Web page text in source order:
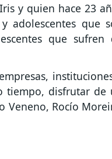
y quien hace 23
adolescentes que
que sufren
tiempo, disfrutar de
Veneno, Rocío